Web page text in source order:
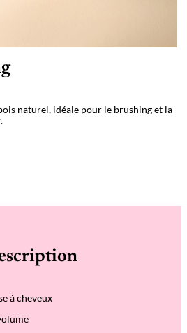
naturel, idéale pour le brushing et la
à cheveux